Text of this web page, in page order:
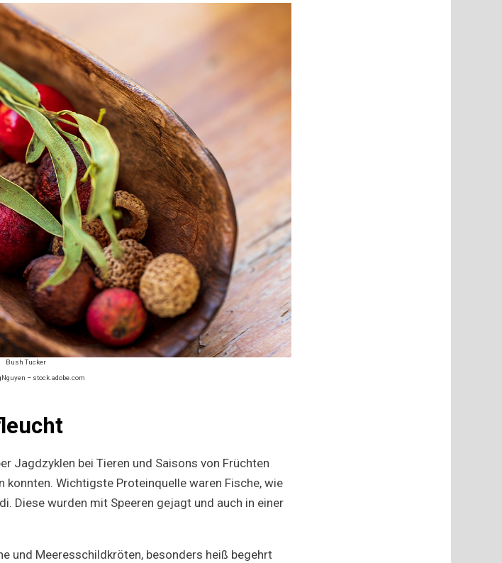
Bush Tucker
– stock.adobe.com
Jagdzyklen bei Tieren und Saisons von Früchten
konnten. Wichtigste Proteinquelle waren Fische, wie
Diese wurden mit Speeren gejagt und auch in einer
und Meeresschildkröten, besonders heiß begehrt